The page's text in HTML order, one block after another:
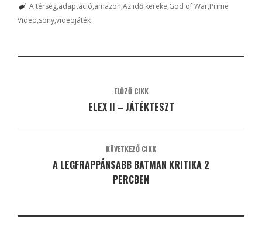
A térség adaptáció amazon Az idő kereke God of War Prime
Video sonyvideojáték
ELŐZŐ CIKK
ELEX II – JÁTÉKTESZT
KÖVETKEZŐ CIKK
A LEGFRAPPÁNSABB BATMAN KRITIKA 2
PERCBEN